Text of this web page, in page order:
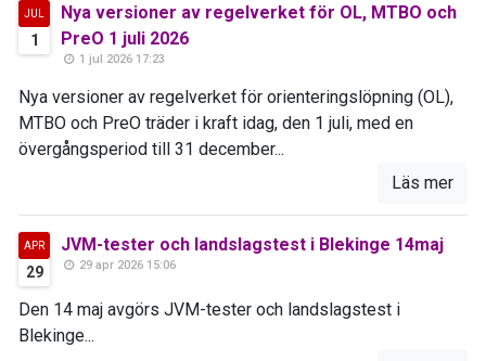
JUL
1
Nya versioner av regelverket för OL, MTBO och
PreO 1 juli 2026
1 jul 2026 17:23
Nya versioner av regelverket för orienteringslöpning (OL),
MTBO och PreO träder i kraft idag, den 1 juli, med en
övergångsperiod till 31 december...
Läs mer
APR
29
JVM-tester och landslagstest i Blekinge 14maj
29 apr 2026 15:06
Den 14 maj avgörs JVM-tester och landslagstest i
Blekinge...